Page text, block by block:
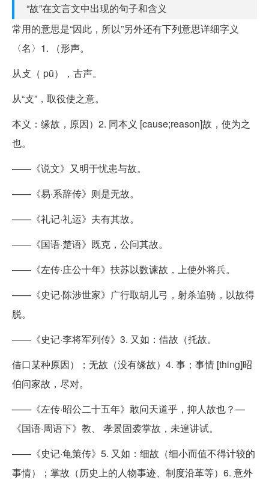
“故”在文言文中出现的句子和含义
常用的意思是“因此，所以”另外还有下列意思详细字义
〈名〉1. （形声。
从攴（ pū），古声。
从“攴”，取役使之意。
本义：缘故，原因）2. 同本义 [cause;reason]故，使为之
也。
——《说文》又明于忧患与故。
——《易·系辞传》则是无故。
——《礼记·礼运》夫有其故。
——《国语·楚语》既克，公问其故。
——《左传·庄公十年》扶苏以数谏故，上使外将兵。
——《史记·陈涉世家》广行取胡儿弓，射杀追骑，以故得
脱。
——《史记·李将军列传》3. 又如：借故（托故。
借口某种原因）；无故（没有缘故）4. 事；事情 [thing]昭
伯问家故，尽对。
——《左传·昭公二十五年》敢问天道乎，抑人故也？—
《国语·周语下》教、 孝景固袭掌故，未遑讲试。
——《史记·龟策传》5. 又如：细故（细小而值不得计较的
事情）；掌故（历史上的人物事迹、制度沿革等）6. 意外